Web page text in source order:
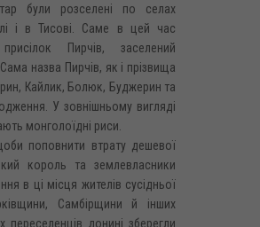
були розселені по селах
і в Тисові. Саме в цей час
Пирчів, заселений
назва Пирчів, як і прізвища
Кайлик, Болюк, Буджерин та
У зовнішньому вигляді
монголоїдні риси.
поповнити втрату дешевої
король та землевласники
в ці місця жителів сусідньої
Самбірщини й інших
переселенців донині зберегли